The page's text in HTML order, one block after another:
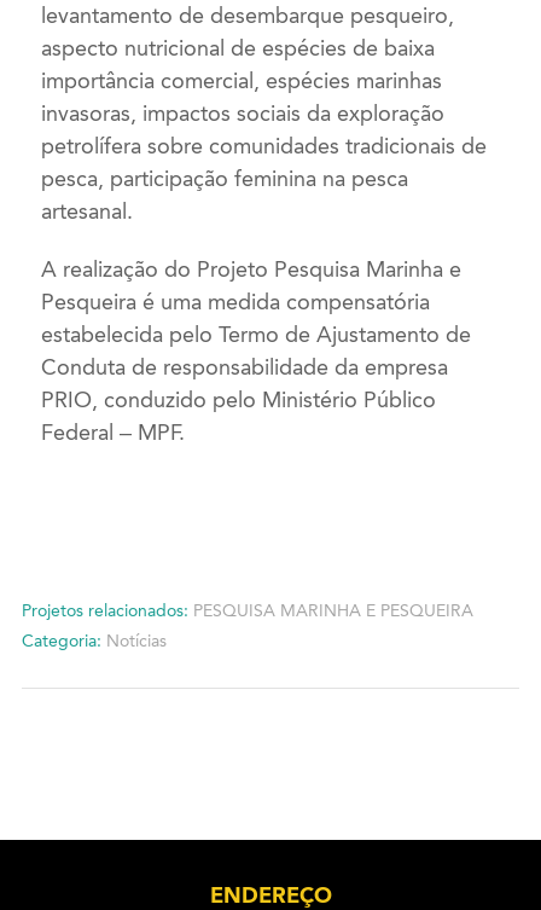
levantamento de desembarque pesqueiro,
aspecto nutricional de espécies de baixa
importância comercial, espécies marinhas
invasoras, impactos sociais da exploração
petrolífera sobre comunidades tradicionais de
pesca, participação feminina na pesca
artesanal.
A realização do Projeto Pesquisa Marinha e
Pesqueira é uma medida compensatória
estabelecida pelo Termo de Ajustamento de
Conduta de responsabilidade da empresa
PRIO, conduzido pelo Ministério Público
Federal – MPF.
Projetos relacionados: PESQUISA MARINHA E PESQUEIRA
Categoria: Notícias
ENDEREÇO